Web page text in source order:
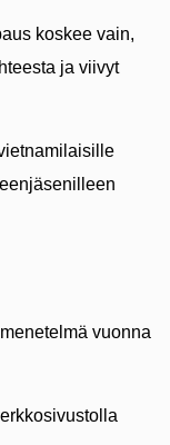
koskee vain,
ja viivyt
vuonna